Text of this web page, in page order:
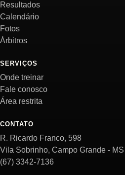
Resultados
Calendário
Fotos
Árbitros
SERVIÇOS
Onde treinar
Fale conosco
Área restrita
CONTATO
R. Ricardo Franco, 598
Vila Sobrinho, Campo Grande - MS
(67) 3342-7136